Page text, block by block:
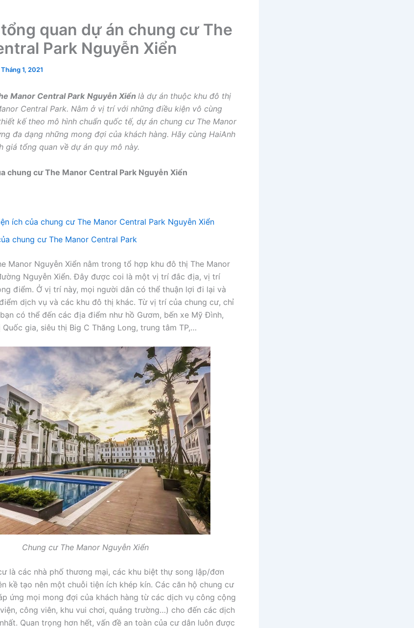
quan dự án chung cư The
Park Nguyễn Xiển
Tháng 1, 2021
Manor Central Park Nguyễn Xiển là dự án thuộc khu đô thị
Central Park. Nằm ở vị trí với những điều kiện vô cùng
kế theo mô hình chuẩn quốc tế, dự án chung cư The Manor
đa dạng những mong đợi của khách hàng. Hãy cùng HaiAnh
giá tổng quan về dự án quy mô này.
chung cư The Manor Central Park Nguyễn Xiển
ích của chung cư The Manor Central Park Nguyễn Xiển
chung cư The Manor Central Park
Manor Nguyễn Xiển nằm trong tổ hợp khu đô thị The Manor
Nguyễn Xiển. Đây được coi là một vị trí đắc địa, vị trí
điểm. Ở vị trí này, mọi người dân có thể thuận lợi đi lại và
dịch vụ và các khu đô thị khác. Từ vị trí của chung cư, chỉ
có thể đến các địa điểm như hồ Gươm, bến xe Mỹ Đình,
gia, siêu thị Big C Thăng Long, trung tâm TP,…
Chung cư The Manor Nguyễn Xiển
là các nhà phố thương mại, các khu biệt thự song lập/đơn
kề tạo nên một chuỗi tiện ích khép kín. Các căn hộ chung cư
ứng mọi mong đợi của khách hàng từ các dịch vụ công cộng
công viên, khu vui chơi, quảng trường…) cho đến các dịch
Quan trọng hơn hết, vấn đề an toàn của cư dân luôn được